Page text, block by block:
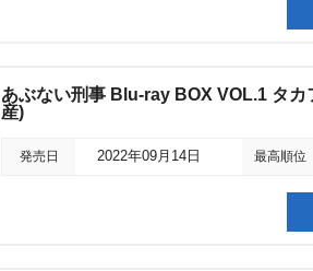
あぶない刑事 Blu-ray BOX VOL.1 タカ
産)
発売日 2022年09月14日 最高順位